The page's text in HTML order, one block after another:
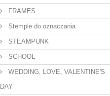
FRAMES
Stemple do oznaczania
STEAMPUNK
SCHOOL
WEDDING, LOVE, VALENTINE'S
DAY